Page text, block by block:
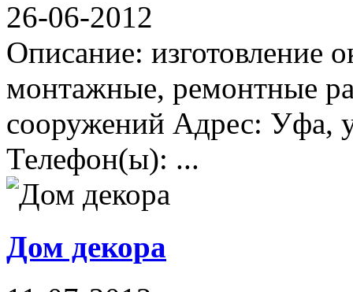
26-06-2012
Описание: изготовление
монтажные, ремонтные
сооружений Адрес: Уфа,
Телефон(ы): ...
Дом декора